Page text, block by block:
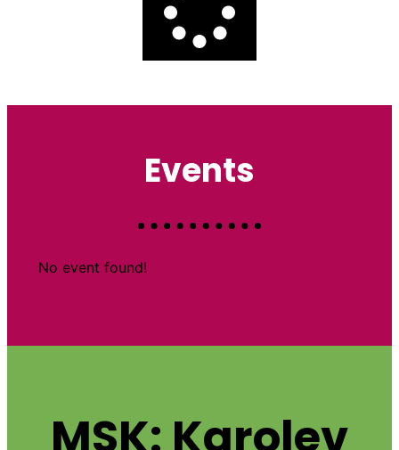
Events
No event found!
MSK: Karolev